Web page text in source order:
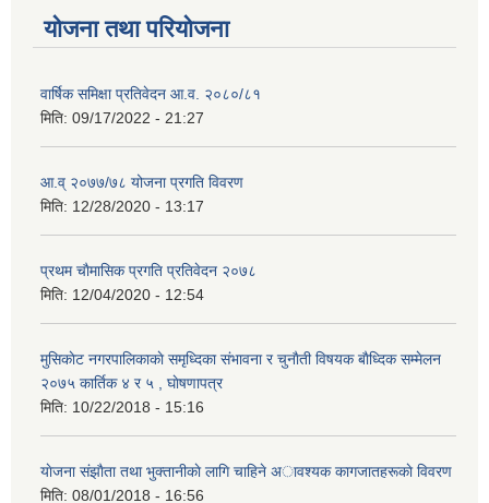
योजना तथा परियोजना
वार्षिक समिक्षा प्रतिवेदन आ.व. २०८०/८१
मिति: 09/17/2022 - 21:27
आ.व् २०७७/७८ योजना प्रगति विवरण
मिति: 12/28/2020 - 13:17
प्रथम चाैमासिक प्रगति प्रतिवेदन २०७८
मिति: 12/04/2020 - 12:54
मुसिकाेट नगरपालिकाकाे समृध्दिका संभावना र चुनाैती विषयक बाैध्दिक सम्मेलन
२०७५ कार्तिक ४ र ५ , घाेषणापत्र
मिति: 10/22/2018 - 15:16
याेजना संझाैता तथा भुक्तानीकाे लागि चाहिने अावश्यक कागजातहरूकाे विवरण
मिति: 08/01/2018 - 16:56